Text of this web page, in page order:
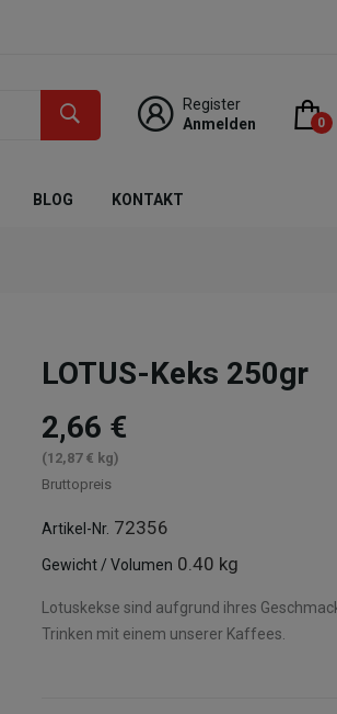
Register
Anmelden
0
BLOG KONTAKT
LOTUS-Keks 250gr
2,66 €
(12,87 € kg)
Bruttopreis
Artikel-Nr. 72356
Gewicht / Volumen 0.40 kg
Lotuskekse sind aufgrund ihres
Trinken mit einem unserer Kaffees.